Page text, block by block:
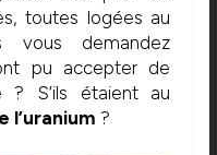
toutes logées au
vous demandez
pu accepter de
? S’ils étaient au
l’uranium ?